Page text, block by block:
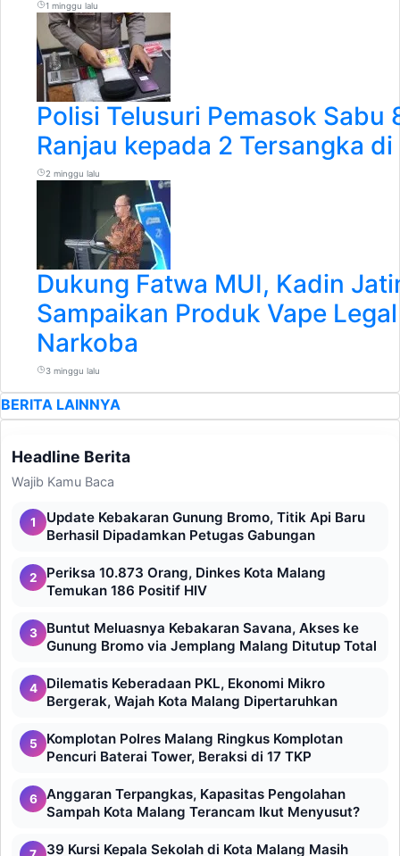
1 minggu lalu
Polisi Telusuri Pemasok Sabu
Ranjau kepada 2 Tersangka
2 minggu lalu
Dukung Fatwa MUI, Kadin
Sampaikan Produk Vape
Narkoba
3 minggu lalu
BERITA LAINNYA
Headline Berita
Wajib Kamu Baca
1
Update Kebakaran Gunung Bromo, Titik Api Baru
Berhasil Dipadamkan Petugas Gabungan
2
Periksa 10.873 Orang, Dinkes Kota Malang
Temukan 186 Positif HIV
3
Buntut Meluasnya Kebakaran Savana, Akses ke
Gunung Bromo via Jemplang Malang Ditutup Total
4
Dilematis Keberadaan PKL, Ekonomi Mikro
Bergerak, Wajah Kota Malang Dipertaruhkan
5
Komplotan Polres Malang Ringkus Komplotan
Pencuri Baterai Tower, Beraksi di 17 TKP
6
Anggaran Terpangkas, Kapasitas Pengolahan
Sampah Kota Malang Terancam Ikut Menyusut?
39 Kursi Kepala Sekolah di Kota Malang Masih